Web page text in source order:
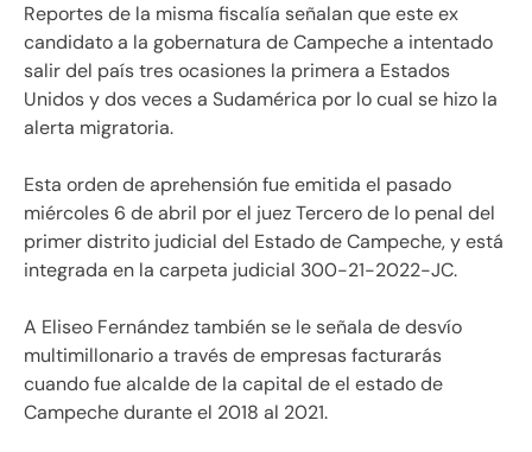
Reportes de la misma fiscalía señalan que este ex
candidato a la gobernatura de Campeche a intentado
salir del país tres ocasiones la primera a Estados
Unidos y dos veces a Sudamérica por lo cual se hizo la
alerta migratoria.
Esta orden de aprehensión fue emitida el pasado
miércoles 6 de abril por el juez Tercero de lo penal del
primer distrito judicial del Estado de Campeche, y está
integrada en la carpeta judicial 300-21-2022-JC.
A Eliseo Fernández también se le señala de desvío
multimillonario a través de empresas facturarás
cuando fue alcalde de la capital de el estado de
Campeche durante el 2018 al 2021.